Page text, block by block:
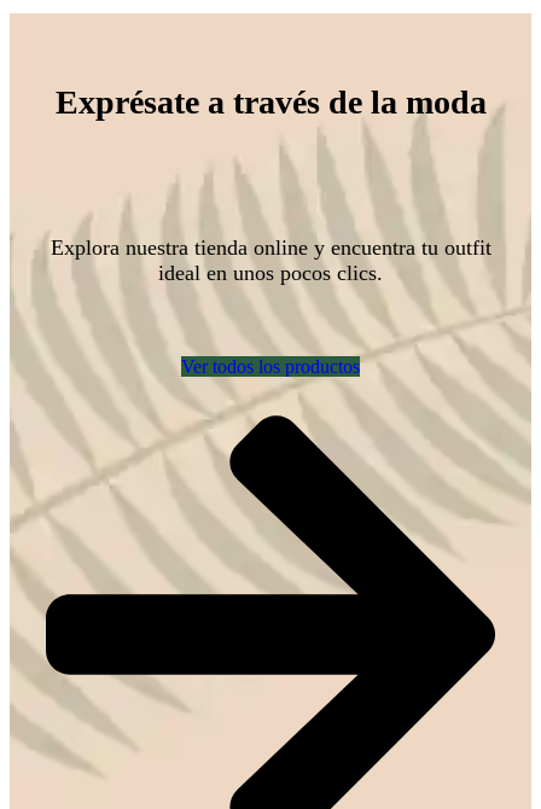
Exprésate a través de la moda
Explora nuestra tienda online y encuentra tu outfit
ideal en unos pocos clics.
Ver todos los productos